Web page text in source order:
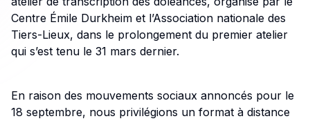
Centre Émile Durkheim et l’Association nationale des
Tiers-Lieux, dans le prolongement du premier atelier
qui s’est tenu le 31 mars dernier.
En raison des mouvements sociaux annoncés pour le
18 septembre, nous privilégions un format à distance